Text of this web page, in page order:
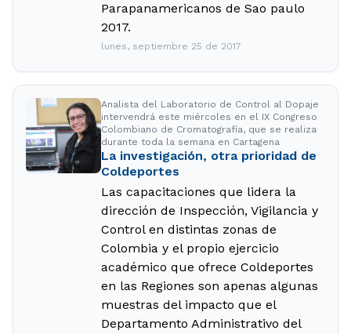
Parapanamericanos de Sao paulo
2017.
lunes, septiembre 25 de 2017
Analista del Laboratorio de Control al Dopaje
intervendrá este miércoles en el IX Congreso
Colombiano de Cromatografía, que se realiza
durante toda la semana en Cartagena
La investigación, otra prioridad de
Coldeportes
Las capacitaciones que lidera la
dirección de Inspección, Vigilancia y
Control en distintas zonas de
Colombia y el propio ejercicio
académico que ofrece Coldeportes
en las Regiones son apenas algunas
muestras del impacto que el
Departamento Administrativo del